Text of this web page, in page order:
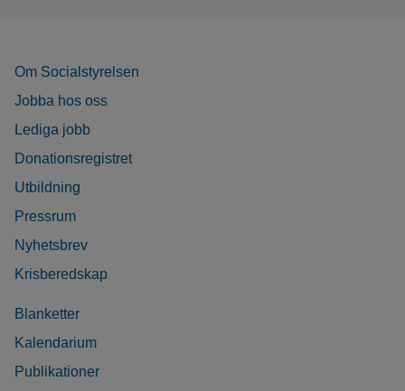
Om Socialstyrelsen
Jobba hos oss
Lediga jobb
Donationsregistret
Utbildning
Pressrum
Nyhetsbrev
Krisberedskap
Blanketter
Kalendarium
Publikationer